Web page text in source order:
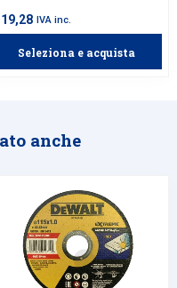
IVA inc.
Seleziona e acquista
anche